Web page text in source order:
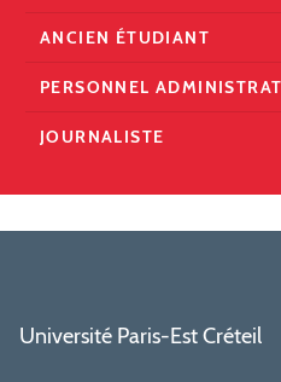
ANCIEN ÉTUDIANT
PERSONNEL
JOURNALISTE
Université Paris-Est Créteil